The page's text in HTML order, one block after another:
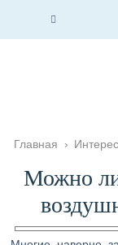
Главная ›
Можно ли